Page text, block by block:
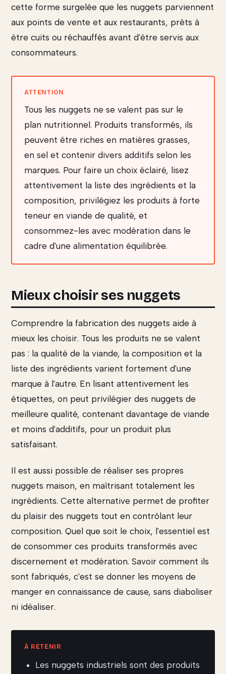
cette forme surgelée que les nuggets parviennent
aux points de vente et aux restaurants, prêts à
être cuits ou réchauffés avant d'être servis aux
consommateurs.
Tous les nuggets ne se valent pas sur le
plan nutritionnel. Produits transformés, ils
peuvent être riches en matières grasses,
en sel et contenir divers additifs selon les
marques. Pour faire un choix éclairé, lisez
attentivement la liste des ingrédients et la
composition, privilégiez les produits à forte
teneur en viande de qualité, et
consommez-les avec modération dans le
cadre d'une alimentation équilibrée.
Mieux choisir ses nuggets
Comprendre la fabrication des nuggets aide à
mieux les choisir. Tous les produits ne se valent
pas : la qualité de la viande, la composition et la
liste des ingrédients varient fortement d'une
marque à l'autre. En lisant attentivement les
étiquettes, on peut privilégier des nuggets de
meilleure qualité, contenant davantage de viande
et moins d'additifs, pour un produit plus
satisfaisant.
Il est aussi possible de réaliser ses propres
nuggets maison, en maîtrisant totalement les
ingrédients. Cette alternative permet de profiter
du plaisir des nuggets tout en contrôlant leur
composition. Quel que soit le choix, l'essentiel est
de consommer ces produits transformés avec
discernement et modération. Savoir comment ils
sont fabriqués, c'est se donner les moyens de
manger en connaissance de cause, sans diaboliser
ni idéaliser.
Les nuggets industriels sont des produits